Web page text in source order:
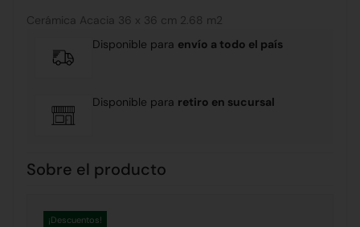
Cerámica Acacia 36 x 36 cm 2.68 m2
Disponible para envío a todo el país
Disponible para retiro en sucursal
Sobre el producto
¡Descuentos!